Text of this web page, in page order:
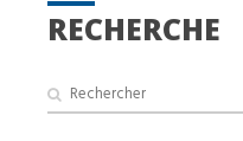
RECHERCHE